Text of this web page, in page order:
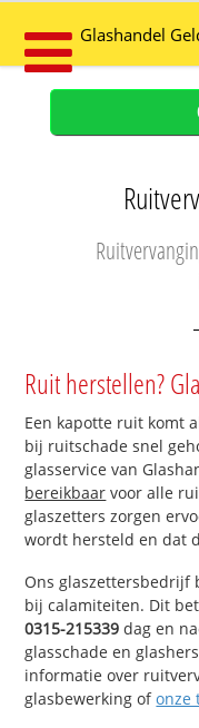
Glashandel
Ruit herstellen?
Een kapotte ruit komt
bij ruitschade snel
glasservice van
bereikbaar voor alle
glaszetters zorgen
wordt hersteld en dat
Ons glaszettersbedrijf
bij calamiteiten. Dit
0315-215339 dag en
glasschade en
informatie over
glasbewerking ofonze